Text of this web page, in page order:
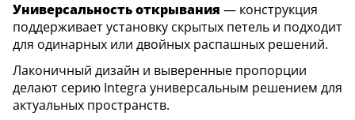
Универсальность открывания — конструкция
поддерживает установку скрытых петель и подходит
для одинарных или двойных распашных решений.
Лаконичный дизайн и выверенные пропорции
делают серию Integra универсальным решением для
актуальных пространств.